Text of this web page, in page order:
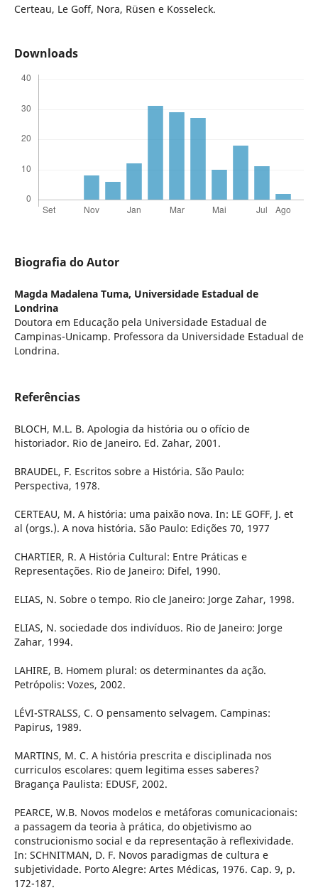
Certeau, Le Goff, Nora, Rüsen e Kosseleck.
Downloads
Biografia do Autor
Magda Madalena Tuma, Universidade Estadual de
Londrina
Doutora em Educação pela Universidade Estadual de
Campinas-Unicamp. Professora da Universidade Estadual de
Londrina.
Referências
BLOCH, M.L. B. Apologia da história ou o ofício de
historiador. Rio de Janeiro. Ed. Zahar, 2001.
BRAUDEL, F. Escritos sobre a História. São Paulo:
Perspectiva, 1978.
CERTEAU, M. A história: uma paixão nova. In: LE GOFF, J. et
al (orgs.). A nova história. São Paulo: Edições 70, 1977
CHARTIER, R. A História Cultural: Entre Práticas e
Representações. Rio de Janeiro: Difel, 1990.
ELIAS, N. Sobre o tempo. Rio cle Janeiro: Jorge Zahar, 1998.
ELIAS, N. sociedade dos indivíduos. Rio de Janeiro: Jorge
Zahar, 1994.
LAHIRE, B. Homem plural: os determinantes da ação.
Petrópolis: Vozes, 2002.
LÉVI-STRALSS, C. O pensamento selvagem. Campinas:
Papirus, 1989.
MARTINS, M. C. A história prescrita e disciplinada nos
curriculos escolares: quem legitima esses saberes?
Bragança Paulista: EDUSF, 2002.
PEARCE, W.B. Novos modelos e metáforas comunicacionais:
a passagem da teoria à prática, do objetivismo ao
construcionismo social e da representação à reflexividade.
In: SCHNITMAN, D. F. Novos paradigmas de cultura e
subjetividade. Porto Alegre: Artes Médicas, 1976. Cap. 9, p.
172-187.